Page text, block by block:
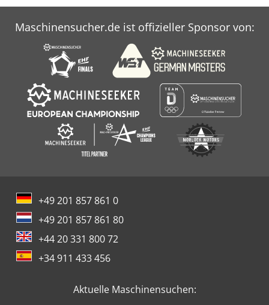
Maschinensucher.de ist offizieller Sponsor von:
+49 201 857 861 0
+49 201 857 861 80
+44 20 331 800 72
+34 911 433 456
Aktuelle Maschinensuchen: